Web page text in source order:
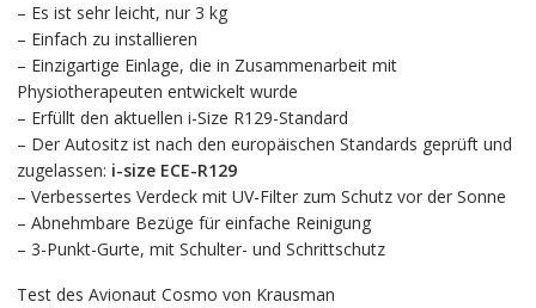
– Es ist sehr leicht, nur 3 kg
– Einfach zu installieren
– Einzigartige Einlage, die in Zusammenarbeit mit
Physiotherapeuten entwickelt wurde
– Erfüllt den aktuellen i-Size R129-Standard
– Der Autositz ist nach den europäischen Standards geprüft und
zugelassen: i-size ECE-R129
– Verbessertes Verdeck mit UV-Filter zum Schutz vor der Sonne
– Abnehmbare Bezüge für einfache Reinigung
– 3-Punkt-Gurte, mit Schulter- und Schrittschutz
Test des Avionaut Cosmo von Krausman